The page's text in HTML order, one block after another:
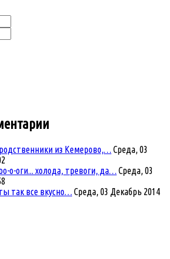
из Кемерово,… Среда, 03
о-оги... холода, тревоги, да… Среда, 03
так все вкусно… Среда, 03 Декабрь 2014